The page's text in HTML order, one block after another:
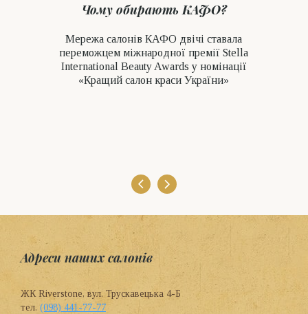
Чому обирають КАФО?
Мережа салонів КАФО двічі ставала
переможцем міжнародної премії Stella
International Beauty Awards у номінації
«Кращий салон краси України»
Адреси наших салонів
ЖК Riverstone, вул. Трускавецька 4-Б
тел. (098) 441-77-77